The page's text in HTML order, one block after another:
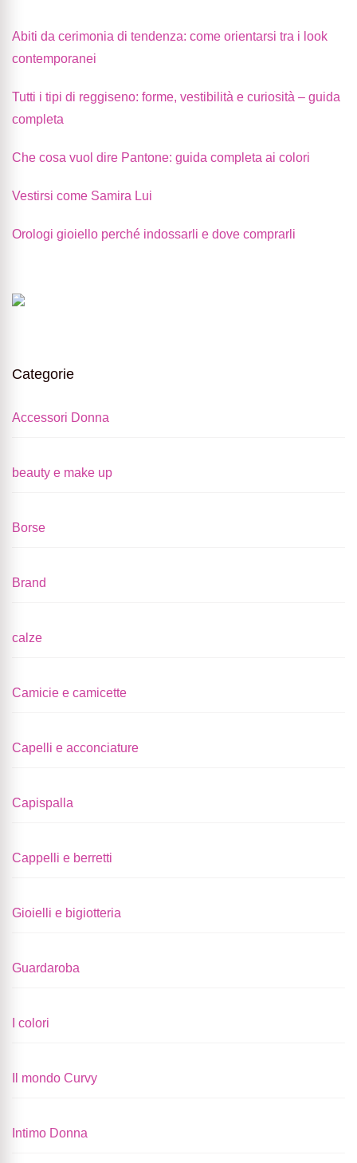
Abiti da cerimonia di tendenza: come orientarsi tra i look
contemporanei
Tutti i tipi di reggiseno: forme, vestibilità e curiosità – guida
completa
Che cosa vuol dire Pantone: guida completa ai colori
Vestirsi come Samira Lui
Orologi gioiello perché indossarli e dove comprarli
Categorie
Accessori Donna
beauty e make up
Borse
Brand
calze
Camicie e camicette
Capelli e acconciature
Capispalla
Cappelli e berretti
Gioielli e bigiotteria
Guardaroba
I colori
Il mondo Curvy
Intimo Donna